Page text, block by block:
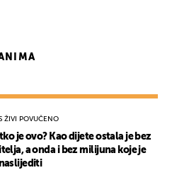
ŽIVI POVUČENO
je ovo? Kao dijete ostala je bez
a onda i bez milijuna koje je